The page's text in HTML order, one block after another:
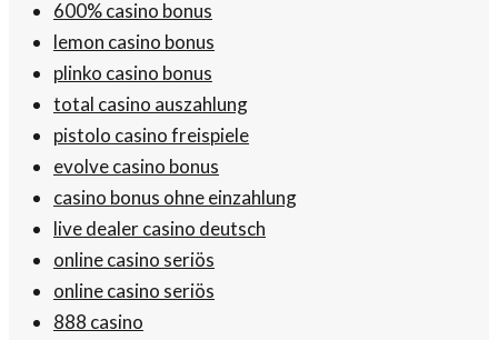
600% casino bonus
lemon casino bonus
plinko casino bonus
total casino auszahlung
pistolo casino freispiele
evolve casino bonus
casino bonus ohne einzahlung
live dealer casino deutsch
online casino seriös
online casino seriös
888 casino